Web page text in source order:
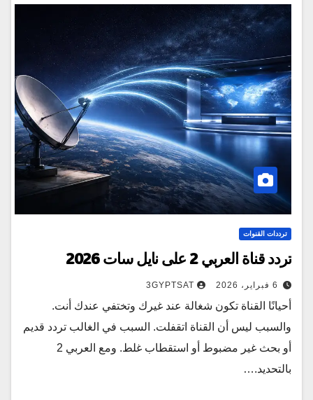
ترددات القنوات
تردد قناة العربي 2 على نايل سات 2026
6 فبراير، 2026 3GYPTSAT
أحيانًا القناة تكون شغالة عند غيرك وتختفي عندك أنت.
والسبب ليس أن القناة اتقفلت. السبب في الغالب تردد قديم
أو بحث غير مضبوط أو استقطاب غلط. ومع العربي 2
بالتحديد.…